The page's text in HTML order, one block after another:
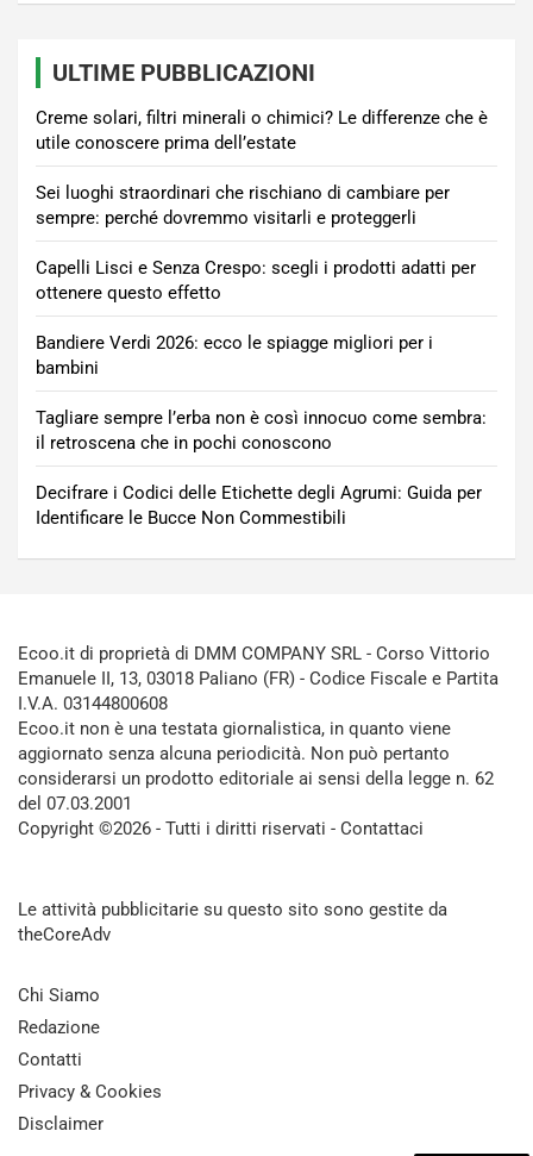
ULTIME PUBBLICAZIONI
Creme solari, filtri minerali o chimici? Le differenze che è
utile conoscere prima dell’estate
Sei luoghi straordinari che rischiano di cambiare per
sempre: perché dovremmo visitarli e proteggerli
Capelli Lisci e Senza Crespo: scegli i prodotti adatti per
ottenere questo effetto
Bandiere Verdi 2026: ecco le spiagge migliori per i
bambini
Tagliare sempre l’erba non è così innocuo come sembra:
il retroscena che in pochi conoscono
Decifrare i Codici delle Etichette degli Agrumi: Guida per
Identificare le Bucce Non Commestibili
Ecoo.it di proprietà di DMM COMPANY SRL - Corso Vittorio
Emanuele II, 13, 03018 Paliano (FR) - Codice Fiscale e Partita
I.V.A. 03144800608
Ecoo.it non è una testata giornalistica, in quanto viene
aggiornato senza alcuna periodicità. Non può pertanto
considerarsi un prodotto editoriale ai sensi della legge n. 62
del 07.03.2001
Copyright ©2026 - Tutti i diritti riservati - Contattaci
Le attività pubblicitarie su questo sito sono gestite da
theCoreAdv
Chi Siamo
Redazione
Contatti
Privacy & Cookies
Disclaimer